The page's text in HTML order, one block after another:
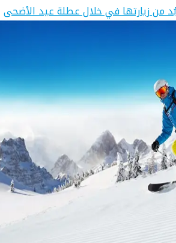
بُد من زيارتها في خلال عطلة عيد الأضحى